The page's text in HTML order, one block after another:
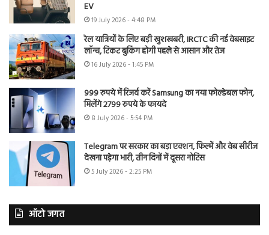
EV
19 July 2026 - 4:48 PM
रेल यात्रियों के लिए बड़ी खुशखबरी, IRCTC की नई वेबसाइट
लॉन्च, टिकट बुकिंग होगी पहले से आसान और तेज
16 July 2026 - 1:45 PM
999 रुपये में रिजर्व करें Samsung का नया फोल्डेबल फोन,
मिलेंगे 2799 रुपये के फायदे
8 July 2026 - 5:54 PM
Telegram पर सरकार का बड़ा एक्शन, फिल्में और वेब सीरीज
देखना पड़ेगा भारी, तीन दिनों में दूसरा नोटिस
5 July 2026 - 2:25 PM
ऑटो जगत